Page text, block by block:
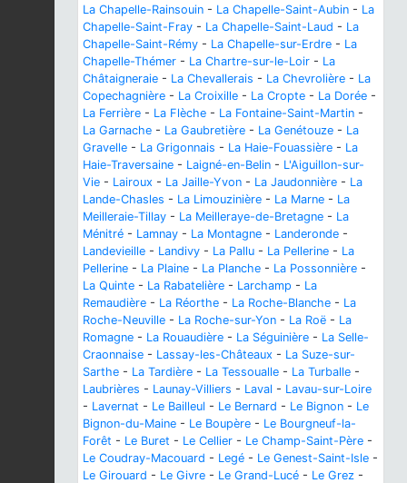
La Chapelle-Rainsouin - La Chapelle-Saint-Aubin - La
Chapelle-Saint-Fray - La Chapelle-Saint-Laud - La
Chapelle-Saint-Rémy - La Chapelle-sur-Erdre - La
Chapelle-Thémer - La Chartre-sur-le-Loir - La
Châtaigneraie - La Chevallerais - La Chevrolière - La
Copechagnière - La Croixille - La Cropte - La Dorée -
La Ferrière - La Flèche - La Fontaine-Saint-Martin -
La Garnache - La Gaubretière - La Genétouze - La
Gravelle - La Grigonnais - La Haie-Fouassière - La
Haie-Traversaine - Laigné-en-Belin - L'Aiguillon-sur-
Vie - Lairoux - La Jaille-Yvon - La Jaudonnière - La
Lande-Chasles - La Limouzinière - La Marne - La
Meilleraie-Tillay - La Meilleraye-de-Bretagne - La
Ménitré - Lamnay - La Montagne - Landeronde -
Landevieille - Landivy - La Pallu - La Pellerine - La
Pellerine - La Plaine - La Planche - La Possonnière -
La Quinte - La Rabatelière - Larchamp - La
Remaudière - La Réorthe - La Roche-Blanche - La
Roche-Neuville - La Roche-sur-Yon - La Roë - La
Romagne - La Rouaudière - La Séguinière - La Selle-
Craonnaise - Lassay-les-Châteaux - La Suze-sur-
Sarthe - La Tardière - La Tessoualle - La Turballe -
Laubrières - Launay-Villiers - Laval - Lavau-sur-Loire
- Lavernat - Le Bailleul - Le Bernard - Le Bignon - Le
Bignon-du-Maine - Le Boupère - Le Bourgneuf-la-
Forêt - Le Buret - Le Cellier - Le Champ-Saint-Père -
Le Coudray-Macouard - Legé - Le Genest-Saint-Isle -
Le Girouard - Le Givre - Le Grand-Lucé - Le Grez -